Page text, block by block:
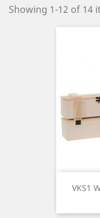
Showing 1-12 of 14
VKS1